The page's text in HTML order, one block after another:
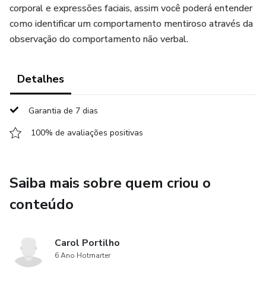
corporal e expressões faciais, assim você poderá entender
como identificar um comportamento mentiroso através da
observação do comportamento não verbal.
Detalhes
Garantia de 7 dias
100% de avaliações positivas
Saiba mais sobre quem criou o
conteúdo
Carol Portilho
6 Ano Hotmarter